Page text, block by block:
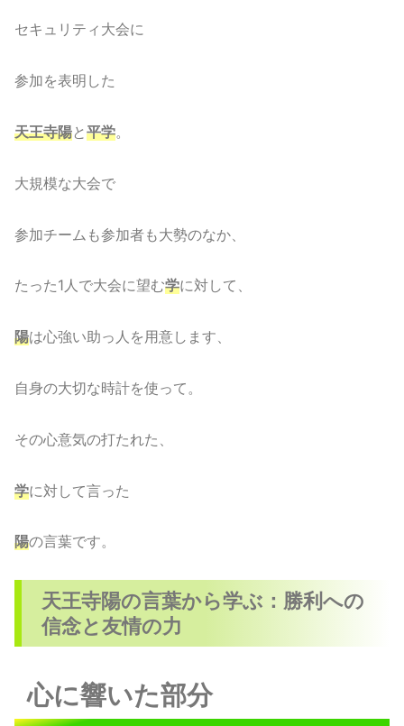
セキュリティ大会に
参加を表明した
天王寺陽と平学。
大規模な大会で
参加チームも参加者も大勢のなか、
たった1人で大会に望む学に対して、
陽は心強い助っ人を用意します、
自身の大切な時計を使って。
その心意気の打たれた、
学に対して言った
陽の言葉です。
天王寺陽の言葉から学ぶ：勝利への
信念と友情の力
心に響いた部分